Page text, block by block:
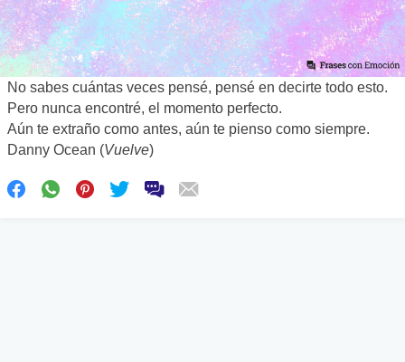
No sabes cuántas veces pensé, pensé en decirte todo esto.
Pero nunca encontré, el momento perfecto.
Aún te extraño como antes, aún te pienso como siempre.
Danny Ocean (Vuelve)